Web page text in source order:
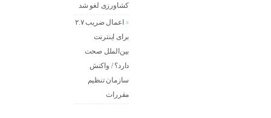
کشاورزی لغو شد
اعمال ضریب ۲.۷
برای اینترنت
بین‌الملل صحت
دارد؟ / واکنش
سازمان تنظیم
مقررات